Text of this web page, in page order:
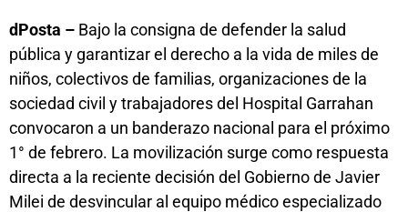
dPosta – Bajo la consigna de defender la salud
pública y garantizar el derecho a la vida de miles de
niños, colectivos de familias, organizaciones de la
sociedad civil y trabajadores del Hospital Garrahan
convocaron a un banderazo nacional para el próximo
1° de febrero. La movilización surge como respuesta
directa a la reciente decisión del Gobierno de Javier
Milei de desvincular al equipo médico especializado